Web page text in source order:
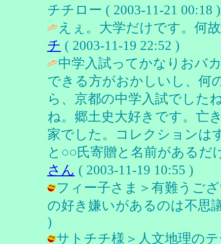
チチロー ( 2003-11-21 00:18 )
えぇ。大学だけです。何
チ ( 2003-11-19 22:52 )
中学入試ってかなりおバ
できる方がおかしいし、何
ら、京都の中学入試でした
ね。郷土史大好きです。亡
家でした。コレクションは
と○○氏寄贈と名前がある
さん ( 2003-11-19 10:55 )
フィー子さま＞有難うご
の好き嫌いがあるのは不思
)
サトチチ様＞人文地理の